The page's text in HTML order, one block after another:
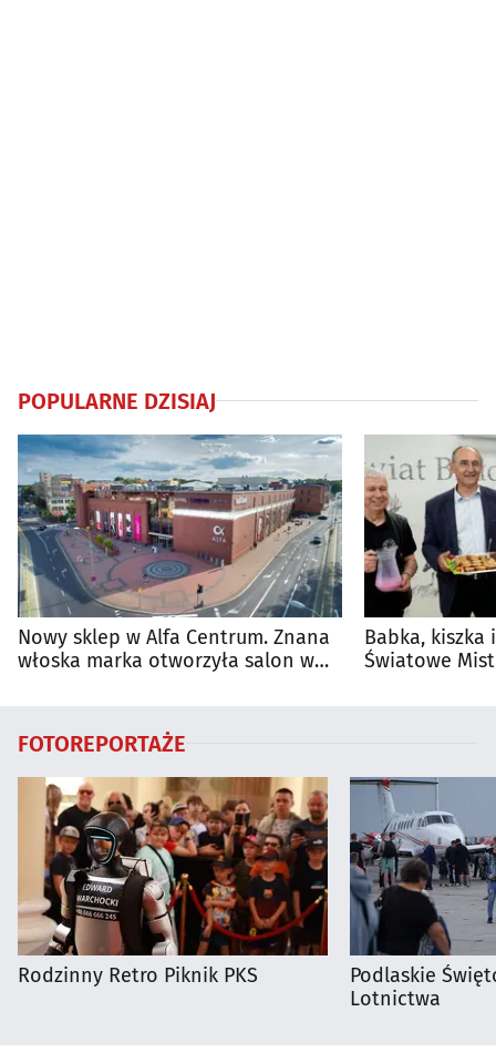
POPULARNE DZISIAJ
Nowy sklep w Alfa Centrum. Znana
włoska marka otworzyła salon w
Babka, kiszka
Światowe
FOTOREPORTAŻE
Rodzinny Retro Piknik PKS
Podlaskie
Lotnictwa